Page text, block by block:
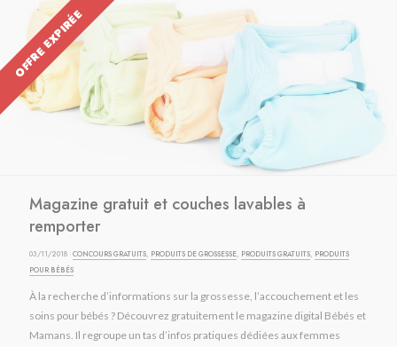
OFFRE EXPIRÉE
Magazine gratuit et couches lavables à
remporter
03/11/2018 ·CONCOURS GRATUITS, PRODUITS DE GROSSESSE, PRODUITS GRATUITS, PRODUITS
POUR BÉBÉS
À la recherche d’informations sur la grossesse, l’accouchement et les
soins pour bébés ? Découvrez gratuitement le magazine digital Bébés et
Mamans. Il regroupe un tas d’infos pratiques dédiées aux femmes